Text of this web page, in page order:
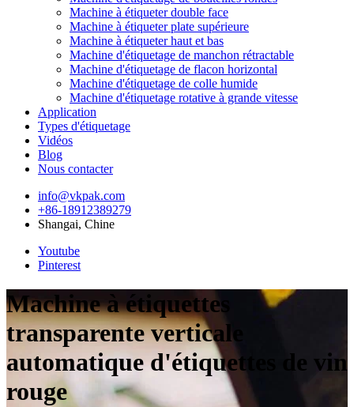
Machine à étiqueter double face
Machine à étiqueter plate supérieure
Machine à étiqueter haut et bas
Machine d'étiquetage de manchon rétractable
Machine d'étiquetage de flacon horizontal
Machine d'étiquetage de colle humide
Machine d'étiquetage rotative à grande vitesse
Application
Types d'étiquetage
Vidéos
Blog
Nous contacter
info@vkpak.com
+86-18912389279
Shangai, Chine
Youtube
Pinterest
Machine à étiquettes
transparente verticale
automatique d'étiquettes de vin
rouge